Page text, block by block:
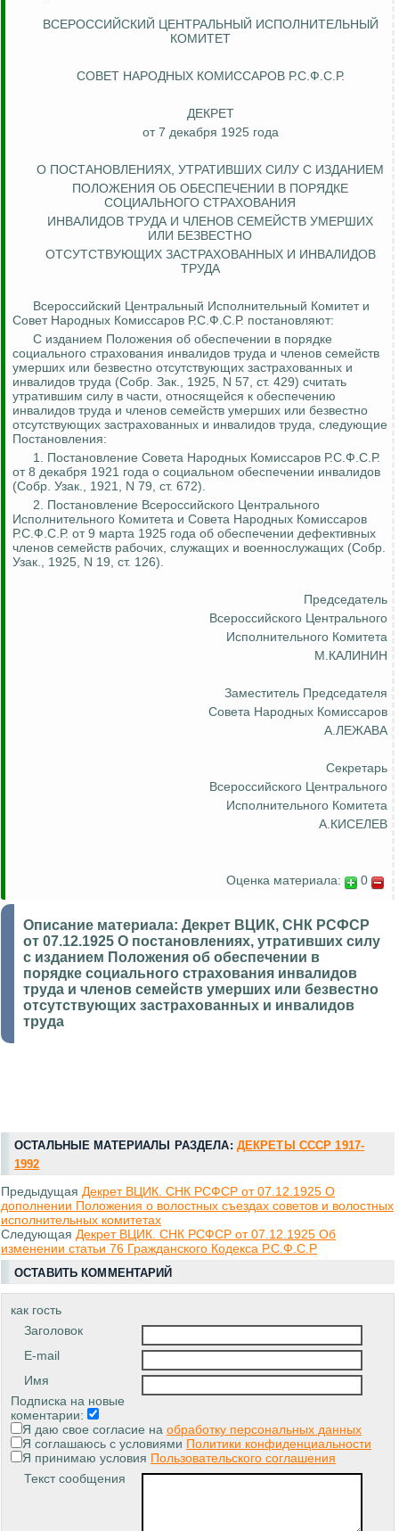
ВСЕРОССИЙСКИЙ ЦЕНТРАЛЬНЫЙ ИСПОЛНИТЕЛЬНЫЙ
КОМИТЕТ
СОВЕТ НАРОДНЫХ КОМИССАРОВ Р.С.Ф.С.Р.
ДЕКРЕТ
от 7 декабря 1925 года
О ПОСТАНОВЛЕНИЯХ, УТРАТИВШИХ СИЛУ С ИЗДАНИЕМ
ПОЛОЖЕНИЯ ОБ ОБЕСПЕЧЕНИИ В ПОРЯДКЕ
СОЦИАЛЬНОГО СТРАХОВАНИЯ
ИНВАЛИДОВ ТРУДА И ЧЛЕНОВ СЕМЕЙСТВ УМЕРШИХ
ИЛИ БЕЗВЕСТНО
ОТСУТСТВУЮЩИХ ЗАСТРАХОВАННЫХ И ИНВАЛИДОВ
ТРУДА
Всероссийский Центральный Исполнительный Комитет и
Совет Народных Комиссаров Р.С.Ф.С.Р. постановляют:
С изданием Положения об обеспечении в порядке
социального страхования инвалидов труда и членов семейств
умерших или безвестно отсутствующих застрахованных и
инвалидов труда (Собр. Зак., 1925, N 57, ст. 429) считать
утратившим силу в части, относящейся к обеспечению
инвалидов труда и членов семейств умерших или безвестно
отсутствующих застрахованных и инвалидов труда, следующие
Постановления:
1. Постановление Совета Народных Комиссаров Р.С.Ф.С.Р.
от 8 декабря 1921 года о социальном обеспечении инвалидов
(Собр. Узак., 1921, N 79, ст. 672).
2. Постановление Всероссийского Центрального
Исполнительного Комитета и Совета Народных Комиссаров
Р.С.Ф.С.Р. от 9 марта 1925 года об обеспечении дефективных
членов семейств рабочих, служащих и военнослужащих (Собр.
Узак., 1925, N 19, ст. 126).
Председатель
Всероссийского Центрального
Исполнительного Комитета
М.КАЛИНИН
Заместитель Председателя
Совета Народных Комиссаров
А.ЛЕЖАВА
Секретарь
Всероссийского Центрального
Исполнительного Комитета
А.КИСЕЛЕВ
Оценка материала: 0
Описание материала: Декрет ВЦИК, СНК РСФСР
от 07.12.1925 О постановлениях, утративших силу
с изданием Положения об обеспечении в
порядке социального страхования инвалидов
труда и членов семейств умерших или безвестно
отсутствующих застрахованных и инвалидов
труда
ОСТАЛЬНЫЕ МАТЕРИАЛЫ РАЗДЕЛА: ДЕКРЕТЫ СССР 1917-
1992
Предыдущая Декрет ВЦИК. СНК РСФСР от 07.12.1925 О
дополнении Положения о волостных съездах советов и волостных
исполнительных комитетах
Следующая Декрет ВЦИК. СНК РСФСР от 07.12.1925 Об
изменении статьи 76 Гражданского Кодекса Р.С.Ф.С.Р
ОСТАВИТЬ КОММЕНТАРИЙ
как гость
Заголовок
E-mail
Имя
Подписка на новые
коментарии:
Я даю свое согласие на обработку персональных данных
Я соглашаюсь с условиями Политики конфиденциальности
Я принимаю условия Пользовательского соглашения
Текст сообщения